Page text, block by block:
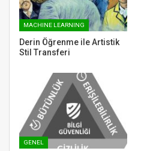
MACHINE LEARNING
Derin Öğrenme ile Artistik
Stil Transferi
GENEL